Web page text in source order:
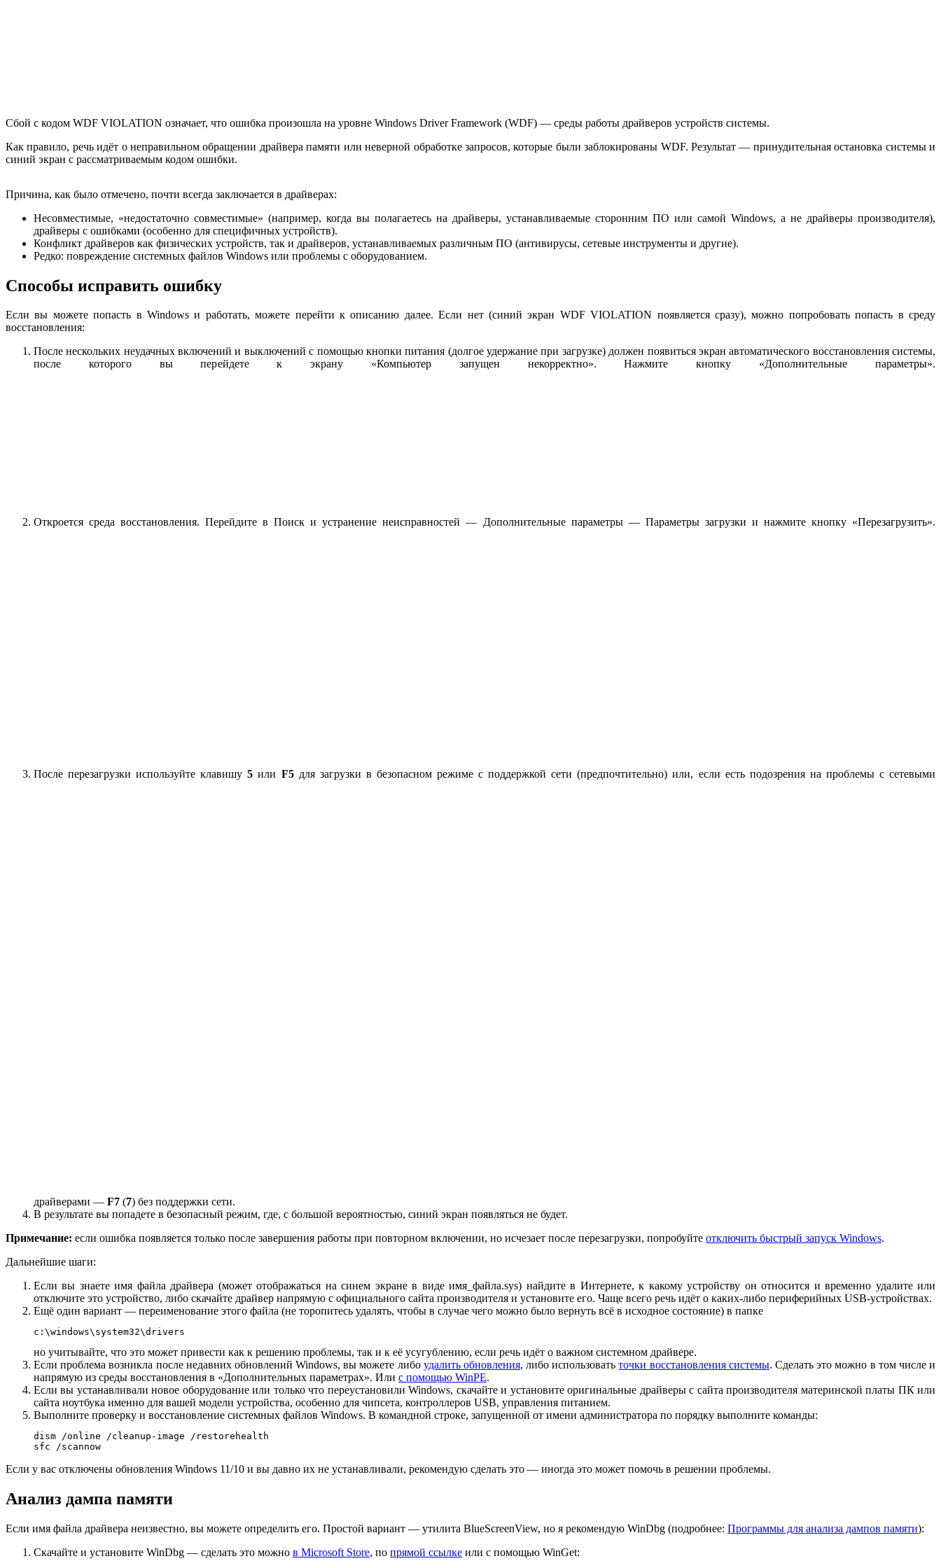
Сбой с кодом WDF VIOLATION означает, что ошибка произошла на уровне Windows Driver Framework (WDF) — среды работы драйверов устройств системы.
Как правило, речь идёт о неправильном обращении драйвера памяти или неверной обработке запросов, которые были заблокированы WDF. Результат — принудительная остановка системы и
синий экран с рассматриваемым кодом ошибки.
Причина, как было отмечено, почти всегда заключается в драйверах:
Несовместимые, «недостаточно совместимые» (например, когда вы полагаетесь на драйверы, устанавливаемые сторонним ПО или самой Windows, а не драйверы производителя),
драйверы с ошибками (особенно для специфичных устройств).
Конфликт драйверов как физических устройств, так и драйверов, устанавливаемых различным ПО (антивирусы, сетевые инструменты и другие).
Редко: повреждение системных файлов Windows или проблемы с оборудованием.
Способы исправить ошибку
Если вы можете попасть в Windows и работать, можете перейти к описанию далее. Если нет (синий экран WDF VIOLATION появляется сразу), можно попробовать попасть в среду
восстановления:
После нескольких неудачных включений и выключений с помощью кнопки питания (долгое удержание при загрузке) должен появиться экран автоматического восстановления системы,
после которого вы перейдете к экрану «Компьютер запущен некорректно». Нажмите кнопку «Дополнительные параметры».
Откроется среда восстановления. Перейдите в Поиск и устранение неисправностей — Дополнительные параметры — Параметры загрузки и нажмите кнопку «Перезагрузить».
После перезагрузки используйте клавишу5 или F5для загрузки в безопасном режиме с поддержкой сети (предпочтительно) или, если есть подозрения на проблемы с сетевыми
драйверами — F7 (7) без поддержки сети.
В результате вы попадете в безопасный режим, где, с большой вероятностью, синий экран появляться не будет.
Примечание: если ошибка появляется только после завершения работы при повторном включении, но исчезает после перезагрузки, попробуйте отключить быстрый запуск Windows.
Дальнейшие шаги:
Если вы знаете имя файла драйвера (может отображаться на синем экране в виде имя_файла.sys) найдите в Интернете, к какому устройству он относится и временно удалите или
отключите это устройство, либо скачайте драйвер напрямую с официального сайта производителя и установите его. Чаще всего речь идёт о каких-либо периферийных USB-устройствах.
Ещё один вариант — переименование этого файла (не торопитесь удалять, чтобы в случае чего можно было вернуть всё в исходное состояние) в папке
c:\windows\system32\drivers
но учитывайте, что это может привести как к решению проблемы, так и к её усугублению, если речь идёт о важном системном драйвере.
Если проблема возникла после недавних обновлений Windows, вы можете либо удалить обновления, либо использоватьточки восстановления системы. Сделать это можно в том числе и
напрямую из среды восстановления в «Дополнительных параметрах». Или с помощью WinPE.
Если вы устанавливали новое оборудование или только что переустановили Windows, скачайте и установите оригинальные драйверы с сайта производителя материнской платы ПК или
сайта ноутбука именно для вашей модели устройства, особенно для чипсета, контроллеров USB, управления питанием.
Выполните проверку и восстановление системных файлов Windows. В командной строке, запущенной от имени администратора по порядку выполните команды:
dism /online /cleanup-image /restorehealth
sfc /scannow
Если у вас отключены обновления Windows 11/10 и вы давно их не устанавливали, рекомендую сделать это — иногда это может помочь в решении проблемы.
Анализ дампа памяти
Если имя файла драйвера неизвестно, вы можете определить его. Простой вариант — утилита BlueScreenView, но я рекомендую WinDbg (подробнее: Программы для анализа дампов памяти):
Скачайте и установите WinDbg — сделать это можно в Microsoft Store, по прямой ссылке или с помощью WinGet: